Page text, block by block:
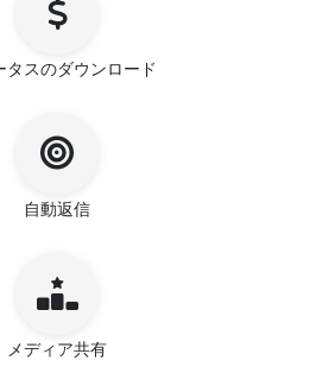
タスのダウンロード
自動返信
メディア共有